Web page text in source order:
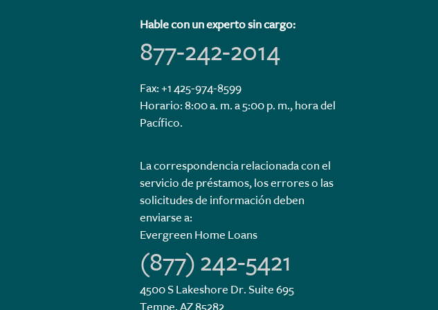
Hable con un experto sin cargo:
877-242-2014
Fax: +1 425-974-8599
Horario: 8:00 a. m. a 5:00 p. m., hora del
Pacífico.
La correspondencia relacionada con el
servicio de préstamos, los errores o las
solicitudes de información deben
enviarse a:
Evergreen Home Loans
(877) 242-5421
4500 S Lakeshore Dr. Suite 695
Tempe, AZ 85282